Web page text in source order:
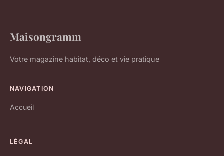
Maisongramm
Votre magazine habitat, déco et vie pratique
NAVIGATION
Accueil
LÉGAL